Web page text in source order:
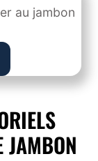
au jambon
JAMBON